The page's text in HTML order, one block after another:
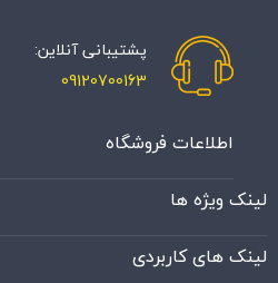
پشتیبانی آنلاین:
09120700163
اطلاعات فروشگاه
لینک ویژه ها
لینک های کاربردی